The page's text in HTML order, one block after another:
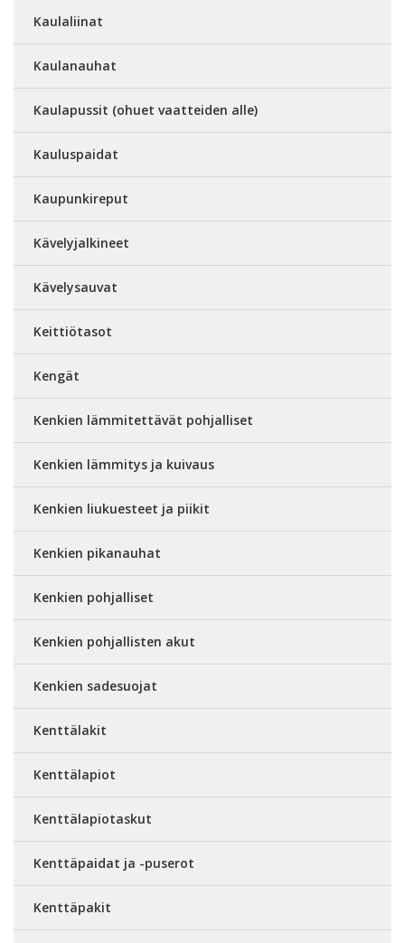
Kaulaliinat
Kaulanauhat
Kaulapussit (ohuet vaatteiden alle)
Kauluspaidat
Kaupunkireput
Kävelyjalkineet
Kävelysauvat
Keittiötasot
Kengät
Kenkien lämmitettävät pohjalliset
Kenkien lämmitys ja kuivaus
Kenkien liukuesteet ja piikit
Kenkien pikanauhat
Kenkien pohjalliset
Kenkien pohjallisten akut
Kenkien sadesuojat
Kenttälakit
Kenttälapiot
Kenttälapiotaskut
Kenttäpaidat ja -puserot
Kenttäpakit